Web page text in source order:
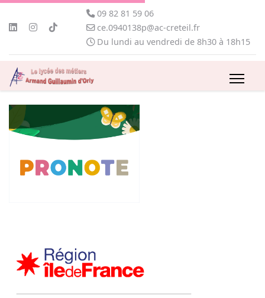
09 82 81 59 06
ce.0940138p@ac-creteil.fr
Du lundi au vendredi de 8h30 à 18h15